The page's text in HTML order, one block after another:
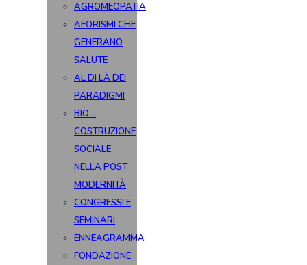
AGROMEOPATIA
AFORISMI CHE
GENERANO
SALUTE
AL DI LÀ DEI
PARADIGMI
BIO –
COSTRUZIONE
SOCIALE
NELLA POST
MODERNITÀ
CONGRESSI E
SEMINARI
ENNEAGRAMMA
FONDAZIONE